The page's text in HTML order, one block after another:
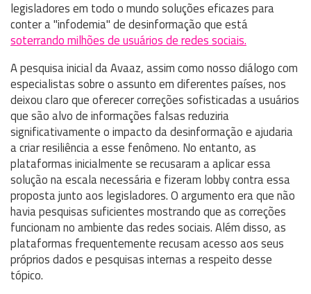
legisladores em todo o mundo soluções eficazes para
conter a "infodemia" de desinformação que está
soterrando milhões de usuários de redes sociais.
A pesquisa inicial da Avaaz, assim como nosso diálogo com
especialistas sobre o assunto em diferentes países, nos
deixou claro que oferecer correções sofisticadas a usuários
que são alvo de informações falsas reduziria
significativamente o impacto da desinformação e ajudaria
a criar resiliência a esse fenômeno. No entanto, as
plataformas inicialmente se recusaram a aplicar essa
solução na escala necessária e fizeram lobby contra essa
proposta junto aos legisladores. O argumento era que não
havia pesquisas suficientes mostrando que as correções
funcionam no ambiente das redes sociais. Além disso, as
plataformas frequentemente recusam acesso aos seus
próprios dados e pesquisas internas a respeito desse
tópico.